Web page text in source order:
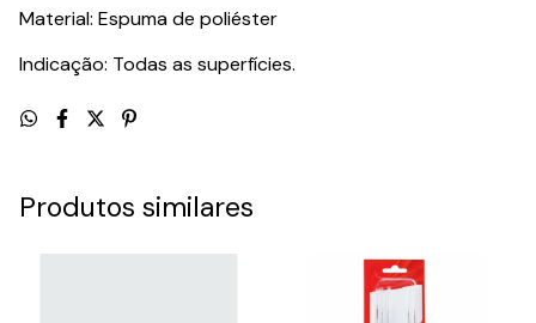
Material: Espuma de poliéster
Indicação: Todas as superfícies.
Produtos similares